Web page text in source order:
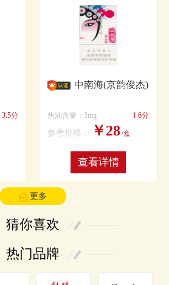
3.5分
中南海(京韵俊杰)
焦油含量：3mg 1.6分
参考价格： ￥28/盒
查看详情
更多
猜你喜欢
热门品牌